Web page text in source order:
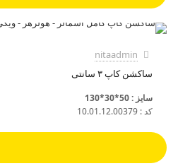
nitaadmin
ساکشن کاپ ۳ سانتی
سایز : 50*30*130
کد : 10.01.12.00379